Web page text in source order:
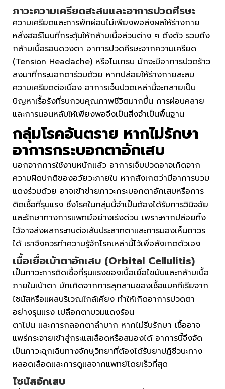
ภาวะความเครียดสะสมและอาการปวดศีรษะ
ความเครียดและการพักผ่อนไม่เพียงพอส่งผลให้ร่างกาย
หลั่งฮอร์โมนที่กระตุ้นให้กล้ามเนื้อส่วนต่าง ๆ ตึงตัว รวมถึง
กล้ามเนื้อรอบดวงตา อาการปวดศีรษะจากความเครียด
(Tension Headache) หรือไมเกรน มักจะมีอาการปวดร้าว
ลงมาที่กระบอกตาร่วมด้วย หากปล่อยให้ร่างกายสะสม
ความเครียดต่อเนื่อง อาการเจ็บปวดเหล่านี้จะกลายเป็น
ปัญหาเรื้อรังที่รบกวนคุณภาพชีวิตมากขึ้น การผ่อนคลาย
และการนอนหลับให้เพียงพอจึงเป็นสิ่งจำเป็นพื้นฐาน
กลุ่มโรคอันตราย หากไม่รักษา
อาการกระบอกตาอักเสบ
นอกจากการใช้งานหนักแล้ว อาการเจ็บปวดอาจเกิดจาก
ความผิดปกติของอวัยวะภายใน หากสังเกตว่ามีอาการบวม
แดงร่วมด้วย อาจเข้าข่ายภาวะกระบอกตาอักเสบหรือการ
ติดเชื้อที่รุนแรง ซึ่งโรคในกลุ่มนี้จำเป็นต้องได้รับการวินิจฉัย
และรักษาทางการแพทย์อย่างเร่งด่วน เพราะหากปล่อยทิ้ง
ไว้อาจส่งผลกระทบต่อเส้นประสาทตาและการมองเห็นถาวร
ได้ เราจึงควรทำความรู้จักโรคเหล่านี้ไว้เพื่อสังเกตตัวเอง
เนื้อเยื่อเบ้าตาอักเสบ (Orbital Cellulitis)
เป็นภาวะการติดเชื้อที่รุนแรงของเนื้อเยื่อไขมันและกล้ามเนื้อ
ภายในเบ้าตา มักเกิดจากการลุกลามของเชื้อแบคทีเรียจาก
ไซนัสหรือแผลบริเวณใกล้เคียง ทำให้เกิดอาการปวดตา
อย่างรุนแรง เปลือกตาบวมแดงร้อน
ตาโปน และการกลอกตาลำบาก หากไม่รีบรักษา เชื้ออาจ
แพร่กระจายเข้าสู่กระแสเลือดหรือสมองได้ อาการนี้จึงจัด
เป็นภาวะฉุกเฉินทางจักษุวิทยาที่ต้องได้รับยาปฏิชีวนะทาง
หลอดเลือดและการดูแลจากแพทย์โดยเร็วที่สุด
ไซนัสอักเสบ